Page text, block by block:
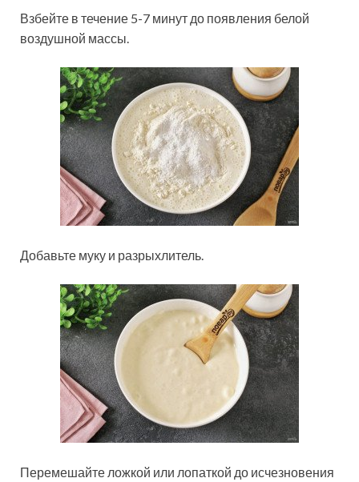
Взбейте в течение 5-7 минут до появления белой
воздушной массы.
Добавьте муку и разрыхлитель.
Перемешайте ложкой или лопаткой до исчезновения